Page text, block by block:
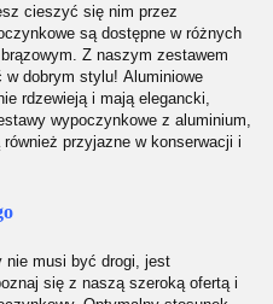
cieszyć się nim przez
są dostępne w różnych
Z naszym zestawem
dobrym stylu! Aluminiowe
rdzewieją i mają elegancki,
wypoczynkowe z aluminium,
przyjazne w konserwacji i
nie musi być drogi, jest
się z naszą szeroką ofertą i